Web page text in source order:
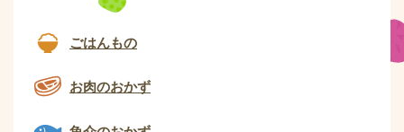
ごはんもの
お肉のおかず